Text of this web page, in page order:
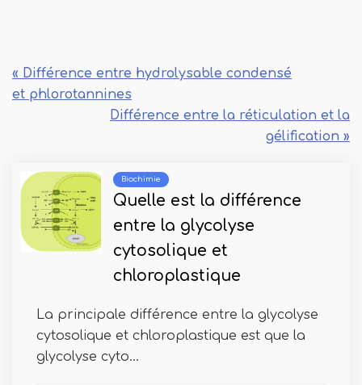
« Différence entre hydrolysable condensé
et phlorotannines
Différence entre la réticulation et la
gélification »
Biochimie
Quelle est la différence
entre la glycolyse
cytosolique et
chloroplastique
La principale différence entre la glycolyse
cytosolique et chloroplastique est que la
glycolyse cyto...